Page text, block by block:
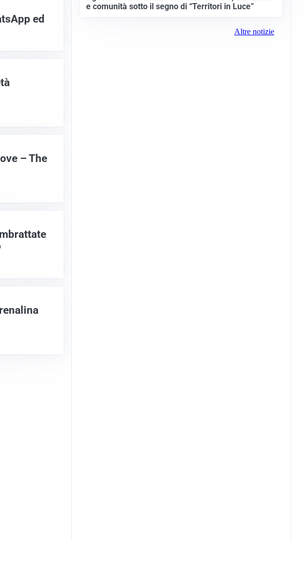
ed
– The
e comunità sotto il segno di “Territori in Luce”
Altre notizie